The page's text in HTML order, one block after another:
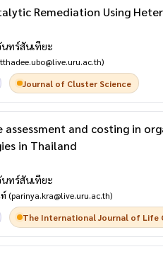
Remediation Using
ทร์สันเทียะ
Journal of Cluster Science
and costing in
in Thailand
ทร์สันเทียะ
(parinya.kra@live.uru.ac.th)
The International Journal of Life